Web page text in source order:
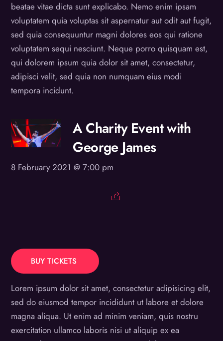
beatae vitae dicta sunt explicabo. Nemo enim ipsam
voluptatem quia voluptas sit aspernatur aut odit aut fugit,
sed quia consequuntur magni dolores eos qui ratione
voluptatem sequi nesciunt. Neque porro quisquam est,
qui dolorem ipsum quia dolor sit amet, consectetur,
adipisci velit, sed quia non numquam eius modi
tempora incidunt.
A Charity Event with
George James
8 February 2021 @ 7:00 pm
BUY TICKETS
Lorem ipsum dolor sit amet, consectetur adipisicing elit,
sed do eiusmod tempor incididunt ut labore et dolore
magna aliqua. Ut enim ad minim veniam, quis nostru
exercitation ullamco laboris nisi ut aliquip ex ea